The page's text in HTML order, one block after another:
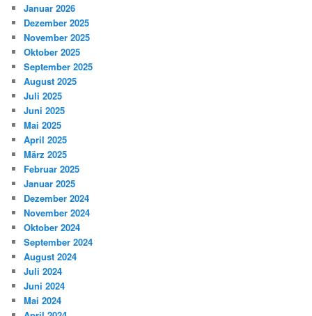
Januar 2026
Dezember 2025
November 2025
Oktober 2025
September 2025
August 2025
Juli 2025
Juni 2025
Mai 2025
April 2025
März 2025
Februar 2025
Januar 2025
Dezember 2024
November 2024
Oktober 2024
September 2024
August 2024
Juli 2024
Juni 2024
Mai 2024